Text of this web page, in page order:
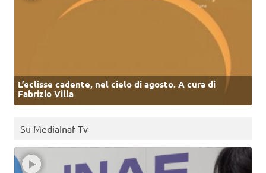
L’eclisse cadente, nel cielo di agosto. A cura di
Fabrizio Villa
Su MediaInaf Tv